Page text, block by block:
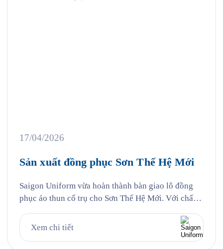
17/04/2026
Sản xuất đồng phục Sơn Thế Hệ Mới
Saigon Uniform vừa hoàn thành bàn giao lô đồng
phục áo thun cổ trụ cho Sơn Thế Hệ Mới. Với chất
nét, áo đồng phục không chỉ đảm bảo tính năng mặc
hàng ngày mà còn trở thành công cụ nhận diện
Xem chi tiết